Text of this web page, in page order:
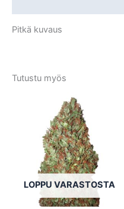
Pitkä kuvaus
Tutustu myös
LOPPU VARASTOSTA